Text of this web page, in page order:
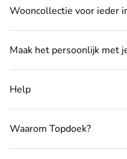
Wooncollectie voor ieder
Maak het persoonlijk met
Help
Waarom Topdoek?